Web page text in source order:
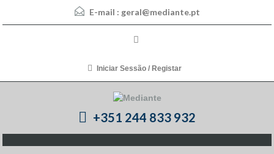
E-mail : geral@mediante.pt
Iniciar Sessão / Registar
+351 244 833 932